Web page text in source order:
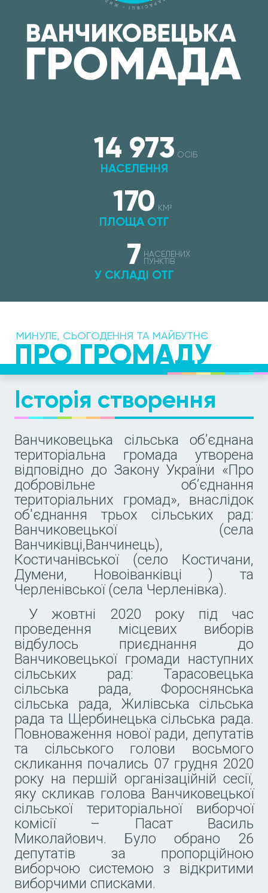
14 973 ОСІБ
НАСЕЛЕННЯ
170 КМ²
ПЛОЩА ОТГ
7 НАСЕЛЕНИХ
ПУНКТІВ
У СКЛАДІ ОТГ
ПРО ГРОМАДУ
МИНУЛЕ, СЬОГОДЕННЯ ТА МАЙБУТНЄ
Історія створення
Ванчиковецька сільська об’єднана
територіальна громада утворена
відповідно до Закону України «Про
добровільне об’єднання
територіальних громад», внаслідок
об'єднання трьох сільських рад:
Ванчиковецької (села
Ванчиківці,Ванчинець),
Костичанівської (село Костичани,
Думени, Новоіванківці ) та
Черленівської (села Черленівка).
У жовтні 2020 року під час
проведення місцевих виборів
відбулось приєднання до
Ванчиковецької громади наступних
сільських рад: Тарасовецька
сільська рада, Фороснянська
сільська рада, Жилівська сільська
рада та Щербинецька сільська рада.
Повноваження нової ради, депутатів
та сільського голови восьмого
скликання почались 07 грудня 2020
року на першій організаційній сесії,
яку скликав голова Ванчиковецької
сільської територіальної виборчої
комісії – Пасат Василь
Миколайович. Було обрано 26
депутатів за пропорційною
виборчою системою з відкритими
виборчими списками.